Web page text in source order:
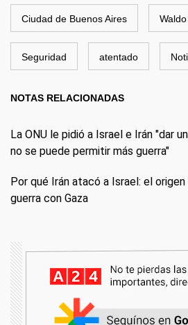
Ciudad de Buenos Aires
Seguridad atentado
NOTAS RELACIONADAS
La ONU le pidió a Israel e Irán "dar
no se puede permitir más guerra"
Por qué Irán atacó a Israel: el
guerra con Gaza